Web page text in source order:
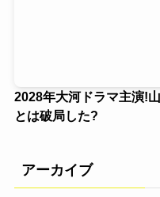
2028年大河ドラマ主演!
とは破局した?
アーカイブ